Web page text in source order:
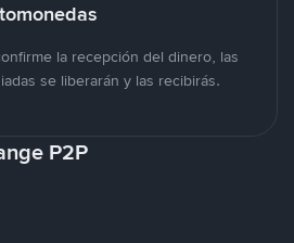
la recepción del dinero, las
se liberarán y las recibirás.
P2P